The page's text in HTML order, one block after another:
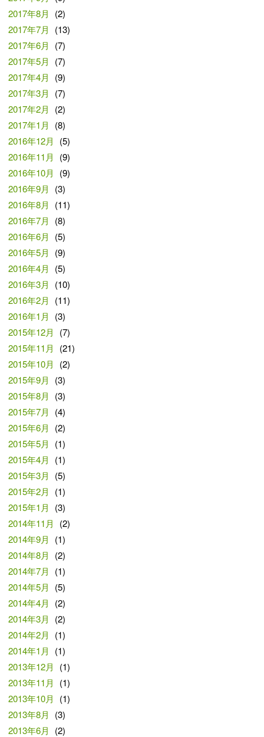
2017年8月
(2)
2017年7月
(13)
2017年6月
(7)
2017年5月
(7)
2017年4月
(9)
2017年3月
(7)
2017年2月
(2)
2017年1月
(8)
2016年12月
(5)
2016年11月
(9)
2016年10月
(9)
2016年9月
(3)
2016年8月
(11)
2016年7月
(8)
2016年6月
(5)
2016年5月
(9)
2016年4月
(5)
2016年3月
(10)
2016年2月
(11)
2016年1月
(3)
2015年12月
(7)
2015年11月
(21)
2015年10月
(2)
2015年9月
(3)
2015年8月
(3)
2015年7月
(4)
2015年6月
(2)
2015年5月
(1)
2015年4月
(1)
2015年3月
(5)
2015年2月
(1)
2015年1月
(3)
2014年11月
(2)
2014年9月
(1)
2014年8月
(2)
2014年7月
(1)
2014年5月
(5)
2014年4月
(2)
2014年3月
(2)
2014年2月
(1)
2014年1月
(1)
2013年12月
(1)
2013年11月
(1)
2013年10月
(1)
2013年8月
(3)
2013年6月
(2)